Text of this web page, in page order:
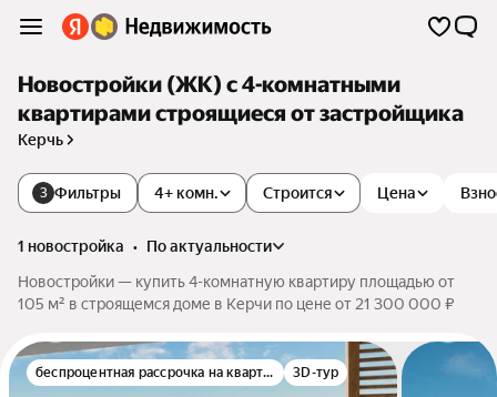
Новостройки (ЖК) с 4-комнатными
квартирами строящиеся от застройщика
Керчь
3 Фильтры Цена
4+ комн. Строится
1 новостройка •
по актуальности
Новостройки — купить 4-комнатную квартиру площадью от
105 м² в строящемся доме в Керчи по цене от 21 300 000 ₽
беспроцентная рассрочка на квартиру 3D-тур